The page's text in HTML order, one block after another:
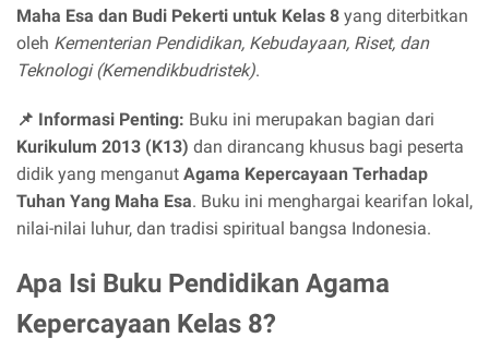
Maha Esa dan Budi Pekerti untuk Kelas 8 yang diterbitkan
oleh Kementerian Pendidikan, Kebudayaan, Riset, dan
Teknologi (Kemendikbudristek).
📌 Informasi Penting: Buku ini merupakan bagian dari
Kurikulum 2013 (K13) dan dirancang khusus bagi peserta
didik yang menganut Agama Kepercayaan Terhadap
Tuhan Yang Maha Esa. Buku ini menghargai kearifan lokal,
nilai-nilai luhur, dan tradisi spiritual bangsa Indonesia.
Apa Isi Buku Pendidikan Agama
Kepercayaan Kelas 8?